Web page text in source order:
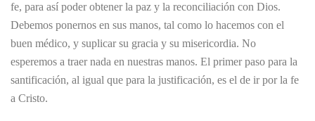
fe, para así poder obtener la paz y la reconciliación con Dios.
Debemos ponernos en sus manos, tal como lo hacemos con el
buen médico, y suplicar su gracia y su misericordia. No
esperemos a traer nada en nuestras manos. El primer paso para la
santificación, al igual que para la justificación, es el de ir por la fe
a Cristo.